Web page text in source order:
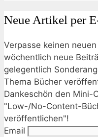
Neue Artikel per
Verpasse keinen
wöchentlich neue
gelegentlich
Thema Bücher
Dankeschön den Mini-
"Low-/No-Content-
veröffentlichen"!
Email